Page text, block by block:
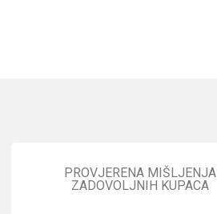
PROVJERENA MIŠLJENJA
ZADOVOLJNIH KUPACA